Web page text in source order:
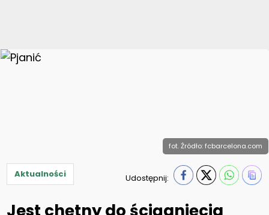
fot. Źródło: fcbarcelona.com
Aktualności Udostępnij: